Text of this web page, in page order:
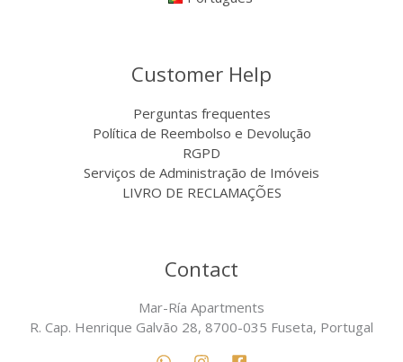
Customer Help
Perguntas frequentes
Política de Reembolso e Devolução
RGPD
Serviços de Administração de Imóveis
LIVRO DE RECLAMAÇÕES
Contact
Mar-Ría Apartments
R. Cap. Henrique Galvão 28, 8700-035 Fuseta, Portugal